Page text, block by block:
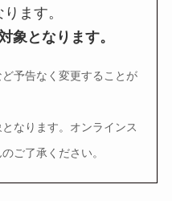
ます。
象となります。
予告なく変更することが
なります。オンラインス
ご了承ください。